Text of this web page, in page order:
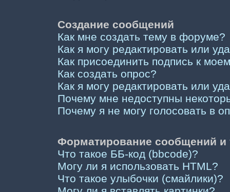
Создание сообщений
Как мне создать тему в форуме?
Как я могу редактировать или
Как присоединить подпись к
Как создать опрос?
Как я могу редактировать или
Почему мне недоступны
Почему я не могу голосовать в
Форматирование сообщений
Что такое ББ-код (bbcode)?
Могу ли я использовать HTML?
Что такое улыбочки (смайлики)?